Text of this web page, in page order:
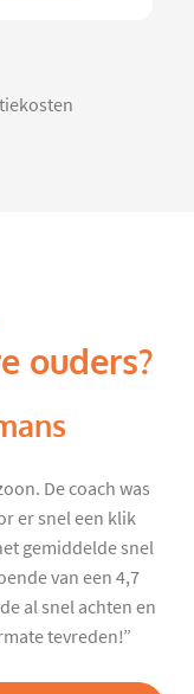
ouders?
De coach was
er snel een klik
gemiddelde snel
van een 4,7
al snel achten en
tevreden!”